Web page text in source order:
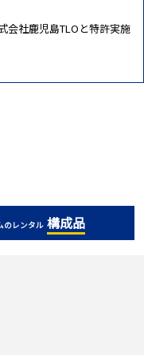
社鹿児島TLOと特許実施
のレンタル 構成品